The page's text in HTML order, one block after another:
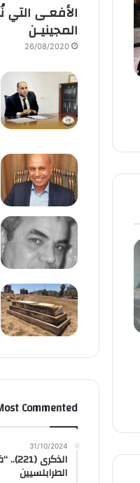
الأفعـى
المجينيـن
26/08/2020
Commented
31/10/2024
الطرابلسيين